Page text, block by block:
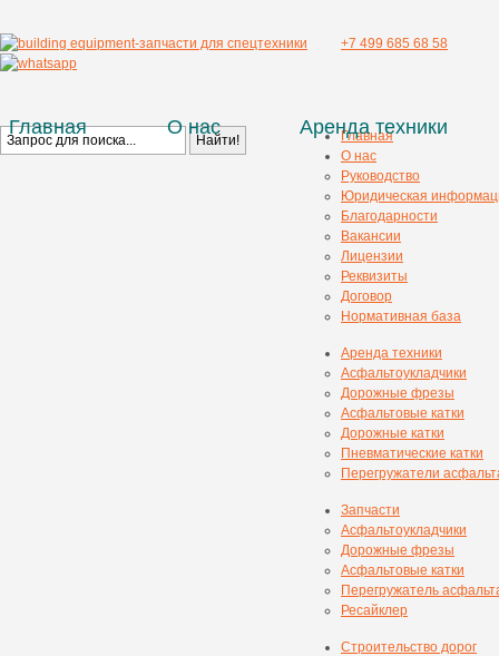
+7 499 685 68 58
Главная О нас Аренда техники
Главная
О нас
Руководство
Юридическая
Благодарности
Вакансии
Лицензии
Реквизиты
Договор
Нормативная база
Аренда техники
Асфальтоукладчики
Дорожные фрезы
Асфальтовые катки
Дорожные катки
Пневматические катки
Перегружатели
Запчасти
Асфальтоукладчики
Дорожные фрезы
Асфальтовые катки
Перегружатель
Ресайклер
Строительство дорог